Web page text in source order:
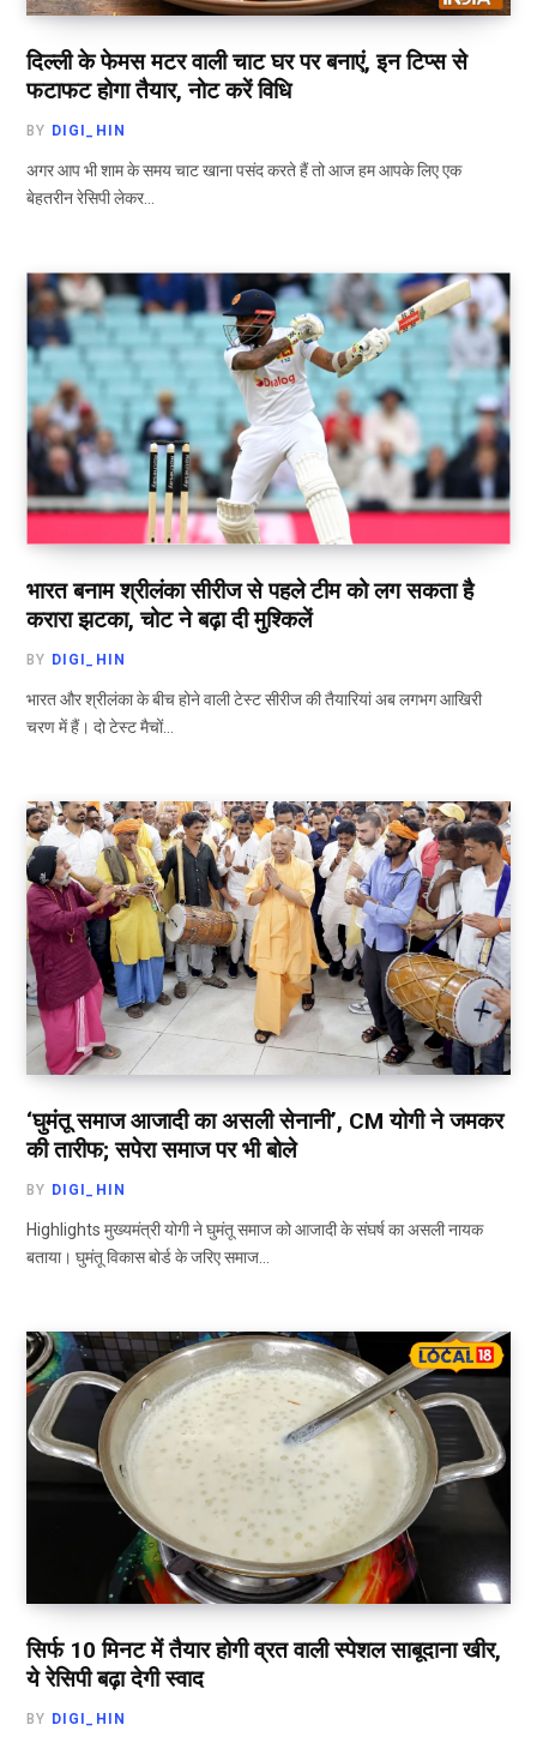
दिल्ली के फेमस मटर वाली चाट घर पर बनाएं, इन टिप्स से
फटाफट होगा तैयार, नोट करें विधि
BY DIGI_HIN
अगर आप भी शाम के समय चाट खाना पसंद करते हैं तो आज हम आपके लिए एक
बेहतरीन रेसिपी लेकर…
भारत बनाम श्रीलंका सीरीज से पहले टीम को लग सकता है
करारा झटका, चोट ने बढ़ा दी मुश्किलें
BY DIGI_HIN
भारत और श्रीलंका के बीच होने वाली टेस्ट सीरीज की तैयारियां अब लगभग आखिरी
चरण में हैं। दो टेस्ट मैचों…
‘घुमंतू समाज आजादी का असली सेनानी’, CM योगी ने जमकर
की तारीफ; सपेरा समाज पर भी बोले
BY DIGI_HIN
Highlights मुख्यमंत्री योगी ने घुमंतू समाज को आजादी के संघर्ष का असली नायक
बताया। घुमंतू विकास बोर्ड के जरिए समाज…
सिर्फ 10 मिनट में तैयार होगी व्रत वाली स्पेशल साबूदाना खीर,
ये रेसिपी बढ़ा देगी स्वाद
BY DIGI_HIN